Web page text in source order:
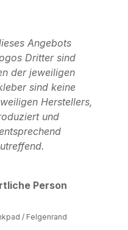
Angebots
Dritter sind
der jeweiligen
sind keine
Herstellers,
und
Person
/ Felgenrand